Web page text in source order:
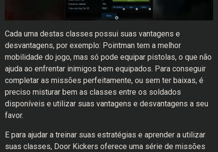
Cada uma destas classes possui suas vantagens e
desvantagens, por exemplo: Pointman tem a melhor
mobilidade do jogo, mas só pode equipar pistolas, o que não
ajuda ao enfrentar inimigos bem equipados. Para conseguir
completar as missões perfeitamente, ou sem ter baixas, é
preciso misturar bem as classes entre os soldados
disponíveis e utilizar suas vantagens e desvantagens a seu
favor.
E para ajudar a treinar suas estratégias e aprender a utilizar
suas classes, Door Kickers oferece uma série de missões